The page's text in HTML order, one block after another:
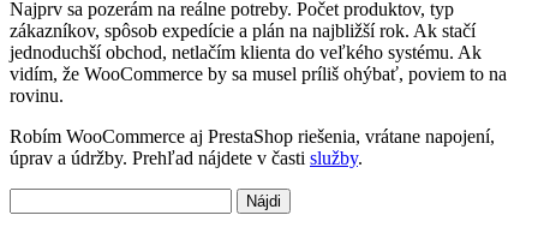
Najprv sa pozerám na reálne potreby. Počet produktov, typ
zákazníkov, spôsob expedície a plán na najbližší rok. Ak stačí
jednoduchší obchod, netlačím klienta do veľkého systému. Ak
vidím, že WooCommerce by sa musel príliš ohýbať, poviem to na
rovinu.
Robím WooCommerce aj PrestaShop riešenia, vrátane napojení,
úprav a údržby. Prehľad nájdete v časti služby.